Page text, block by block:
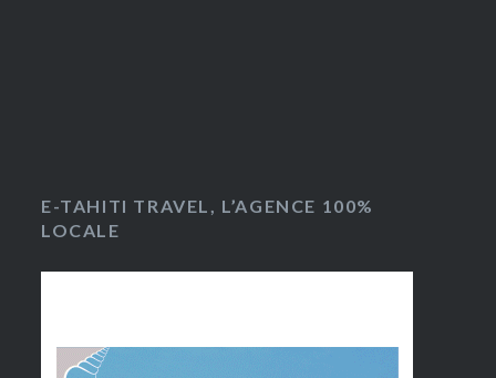
E-TAHITI TRAVEL, L’AGENCE 100%
LOCALE